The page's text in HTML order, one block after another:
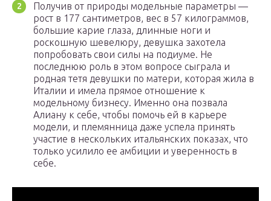
Получив от природы модельные параметры —
рост в 177 сантиметров, вес в 57 килограммов,
большие карие глаза, длинные ноги и
роскошную шевелюру, девушка захотела
попробовать свои силы на подиуме. Не
последнюю роль в этом вопросе сыграла и
родная тетя девушки по матери, которая жила в
Италии и имела прямое отношение к
модельному бизнесу. Именно она позвала
Алиану к себе, чтобы помочь ей в карьере
модели, и племянница даже успела принять
участие в нескольких итальянских показах, что
только усилило ее амбиции и уверенность в
себе.